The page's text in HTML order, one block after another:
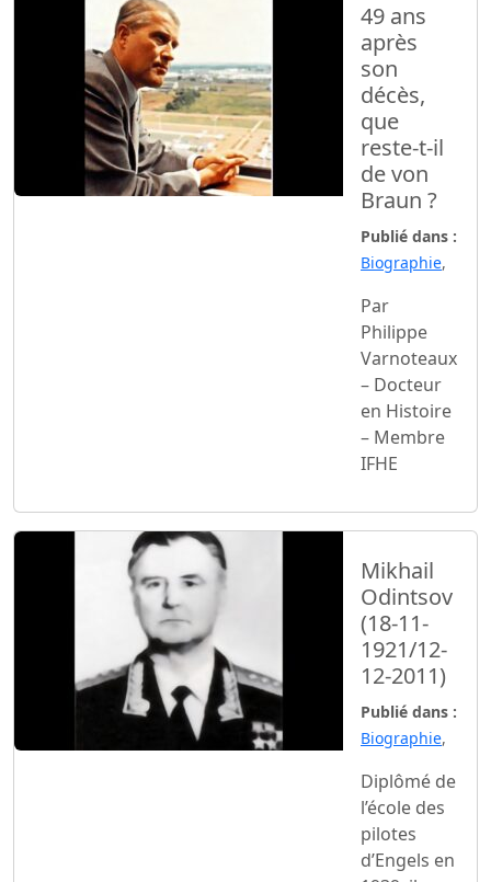
49 ans
après
son
décès,
que
reste-t-il
de von
Braun ?
Publié dans :
Biographie,
Par
Philippe
Varnoteaux
– Docteur
en Histoire
– Membre
IFHE
Mikhail
Odintsov
(18-11-
1921/12-
12-2011)
Publié dans :
Biographie,
Diplômé de
l’école des
pilotes
d’Engels en